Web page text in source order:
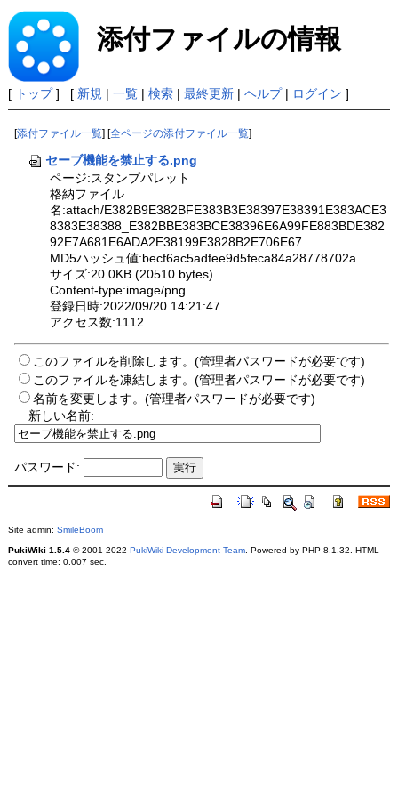
添付ファイルの情報
[ トップ] [ 新規 | 一覧| 検索| 最終更新| ヘルプ| ログイン ]
[添付ファイル一覧] [全ページの添付ファイル一覧]
セーブ機能を禁止する.png
ページ:スタンプパレット
格納ファイル
名:attach/E382B9E382BFE383B3E38397E38391E383ACE3
8383E38388_E382BBE383BCE38396E6A99FE883BDE382
92E7A681E6ADA2E38199E3828B2E706E67
MD5ハッシュ値:becf6ac5adfee9d5feca84a28778702a
サイズ:20.0KB (20510 bytes)
Content-type:image/png
登録日時:2022/09/20 14:21:47
アクセス数:1112
このファイルを削除します。(管理者パスワードが必要です)
このファイルを凍結します。(管理者パスワードが必要です)
名前を変更します。(管理者パスワードが必要です)
新しい名前:
パスワード:
Site admin: SmileBoom
PukiWiki 1.5.4© 2001-2022 PukiWiki Development Team. Powered by PHP 8.1.32. HTML
convert time: 0.007 sec.